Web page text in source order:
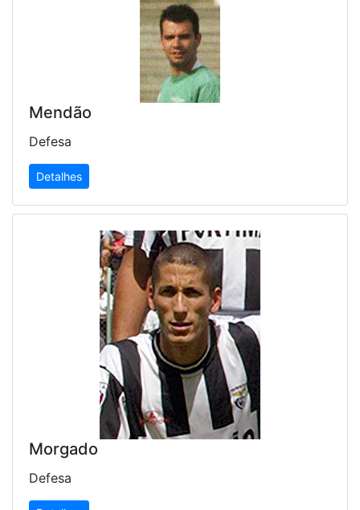
Mendão
Defesa
Detalhes
Morgado
Defesa